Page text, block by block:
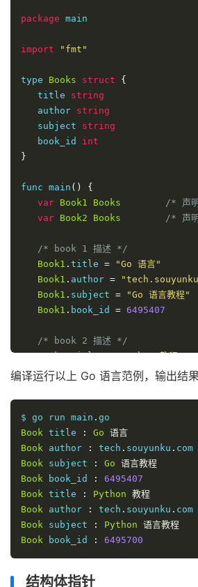
package main
import "fmt"
type Books struct
{
   title
string
   author
string
   subject
string
   book_id
int
}
func main ()
{
var Book1 Books
/* 声
var Book2 Books /* 声
/* book 1 描述 */
Book1 . title =
"Go 语言"
Book1 . author =
Book1 . subject =
"Go 语言教程"
Book1 . book_id = 6495407
/* book 2 描述 */
Book2.title = "Python 教程"
Book2 .author =
Book2.book_id = 6495700
/* 打印 Book1 信息 */
   printBook
( Book1 )
/* 打印 Book2 信息 */
   printBook
Book2)
}
func printBook book Books
编译运行以上 Go 语言范例，输出结
$ go run main .
Book title : Go 语言
Book author : tech . souyunku .
Book subject : Go 语言教程
Book book_id :
6495407
Book title : Python 教程
Book author : tech . souyunku .
Book subject : Python 语言教程
Book book_id : 6495700
结构体指针